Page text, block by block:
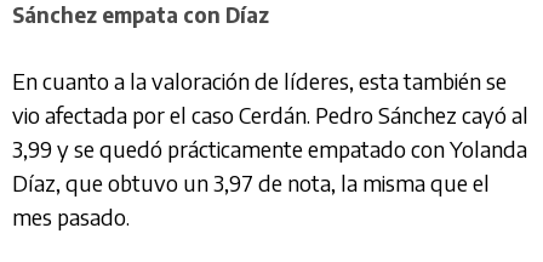
Sánchez empata con Díaz
En cuanto a la valoración de líderes, esta también se
vio afectada por el caso Cerdán. Pedro Sánchez cayó al
3,99 y se quedó prácticamente empatado con Yolanda
Díaz, que obtuvo un 3,97 de nota, la misma que el
mes pasado.